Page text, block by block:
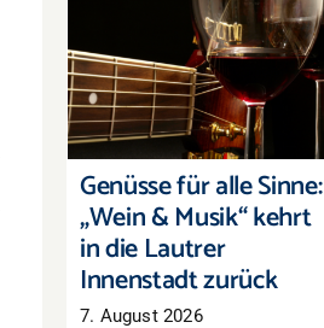
Genüsse für alle Sinne:
„Wein & Musik“ kehrt in
die Lautrer Innenstadt
zurück
Genüsse für alle Sinne:
„Wein & Musik“ kehrt
in die Lautrer
Innenstadt zurück
7. August 2026